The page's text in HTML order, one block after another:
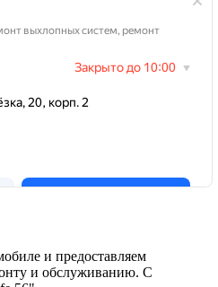
и предоставляем
и обслуживанию. С